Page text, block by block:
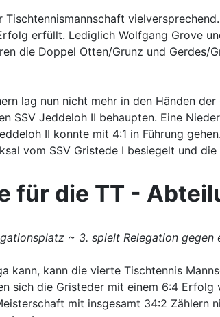
erfüllt. Lediglich Wolfgang Grove
die Doppel Otten/Grunz und
lag nun nicht mehr in den Händen
SSV Jeddeloh II behaupten. Eine
II konnte mit 4:1 in Führung
vom SSV Gristede I besiegelt und
für die TT -
~ 3. spielt Relegation gegen
kann, kann die vierte Tischtennis
sich die Gristeder mit einem 6:4
mit insgesamt 34:2 Zählern